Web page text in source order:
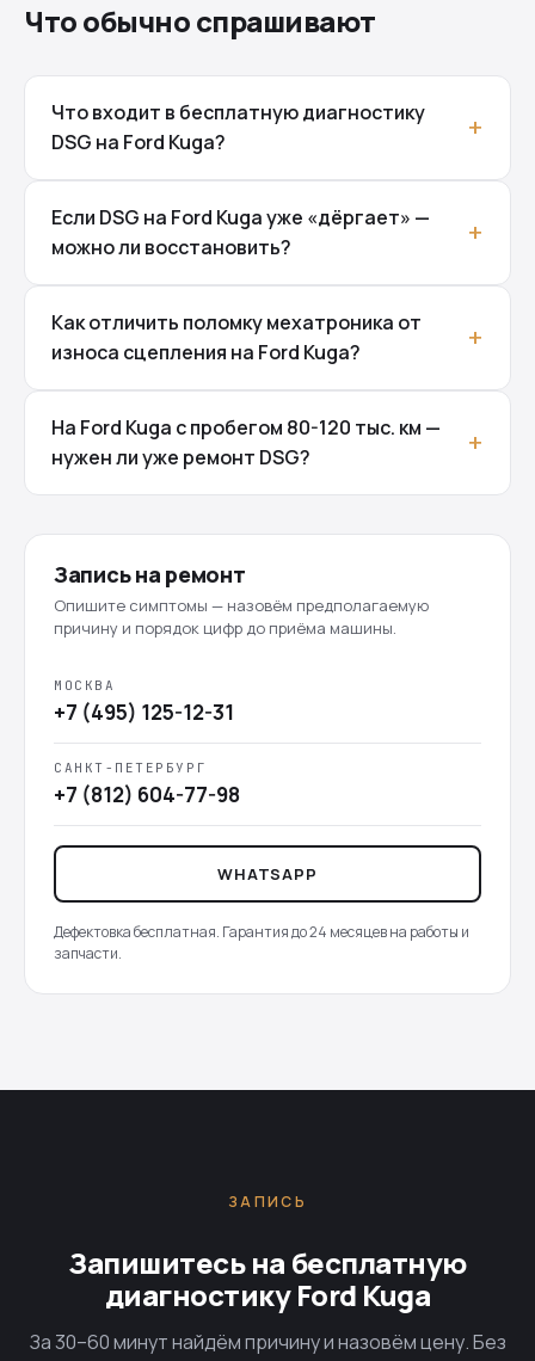
Что обычно спрашивают
Что входит в бесплатную диагностику
DSG на Ford Kuga?
Если DSG на Ford Kuga уже «дёргает» —
можно ли восстановить?
Как отличить поломку мехатроника от
износа сцепления на Ford Kuga?
На Ford Kuga с пробегом 80-120 тыс. км —
нужен ли уже ремонт DSG?
Запись на ремонт
Опишите симптомы — назовём предполагаемую
причину и порядок цифр до приёма машины.
МОСКВА
+7 (495) 125-12-31
САНКТ-ПЕТЕРБУРГ
+7 (812) 604-77-98
WHATSAPP
Дефектовка бесплатная. Гарантия до 24 месяцев на работы и
запчасти.
ЗАПИСЬ
Запишитесь на бесплатную
диагностику Ford Kuga
За 30–60 минут найдём причину и назовём цену. Без